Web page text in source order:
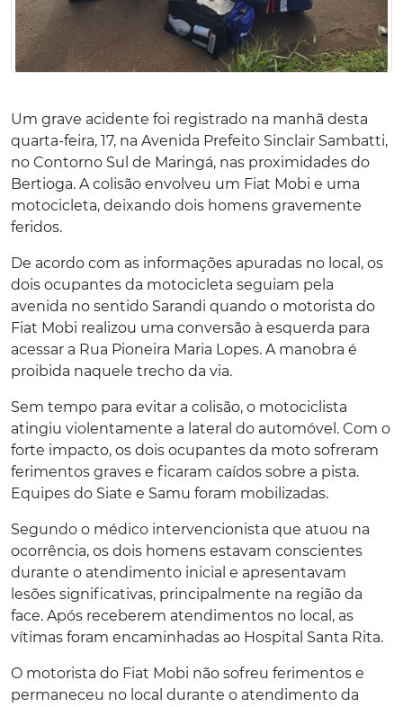
Um grave acidente foi registrado na manhã desta
quarta-feira, 17, na Avenida Prefeito Sinclair Sambatti,
no Contorno Sul de Maringá, nas proximidades do
Bertioga. A colisão envolveu um Fiat Mobi e uma
motocicleta, deixando dois homens gravemente
feridos.
De acordo com as informações apuradas no local, os
dois ocupantes da motocicleta seguiam pela
avenida no sentido Sarandi quando o motorista do
Fiat Mobi realizou uma conversão à esquerda para
acessar a Rua Pioneira Maria Lopes. A manobra é
proibida naquele trecho da via.
Sem tempo para evitar a colisão, o motociclista
atingiu violentamente a lateral do automóvel. Com o
forte impacto, os dois ocupantes da moto sofreram
ferimentos graves e ficaram caídos sobre a pista.
Equipes do Siate e Samu foram mobilizadas.
Segundo o médico intervencionista que atuou na
ocorrência, os dois homens estavam conscientes
durante o atendimento inicial e apresentavam
lesões significativas, principalmente na região da
face. Após receberem atendimentos no local, as
vítimas foram encaminhadas ao Hospital Santa Rita.
O motorista do Fiat Mobi não sofreu ferimentos e
permaneceu no local durante o atendimento da